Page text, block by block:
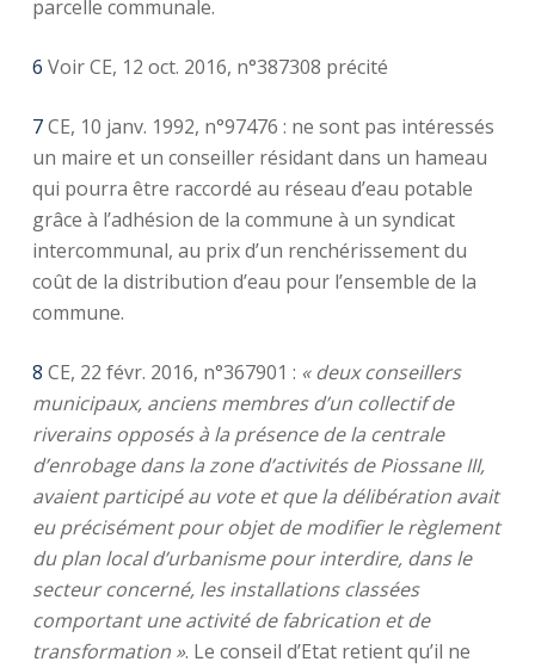
parcelle communale.
6 Voir CE, 12 oct. 2016, n°387308 précité
7CE, 10 janv. 1992, n°97476 : ne sont pas intéressés
un maire et un conseiller résidant dans un hameau
qui pourra être raccordé au réseau d’eau potable
grâce à l’adhésion de la commune à un syndicat
intercommunal, au prix d’un renchérissement du
coût de la distribution d’eau pour l’ensemble de la
commune.
8 CE, 22 févr. 2016, n°367901 : «deux conseillers
municipaux, anciens membres d’un collectif de
riverains opposés à la présence de la centrale
d’enrobage dans la zone d’activités de Piossane III,
avaient participé au vote et que la délibération avait
eu précisément pour objet de modifier le règlement
du plan local d’urbanisme pour interdire, dans le
secteur concerné, les installations classées
comportant une activité de fabrication et de
transformation ». Le conseil d’Etat retient qu’il ne